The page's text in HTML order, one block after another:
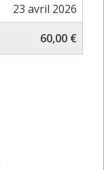
23 avril 2026
60,00 €